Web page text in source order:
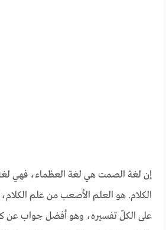
إن لغة الصمت هي لغة العظماء، فهي
الكلام. هو العلم الأصعب من علم
على الكلّ تفسيره، وهو أفضل جواب